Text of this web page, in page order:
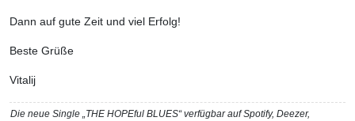
Dann auf gute Zeit und viel Erfolg!
Beste Grüße
Vitalij
Die neue Single „THE HOPEful BLUES“ verfügbar auf Spotify, Deezer,